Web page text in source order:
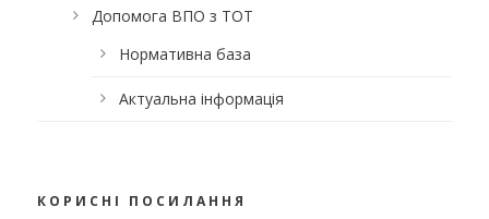
Допомога ВПО з ТОТ
Нормативна база
Актуальна інформація
КОРИСНІ ПОСИЛАННЯ